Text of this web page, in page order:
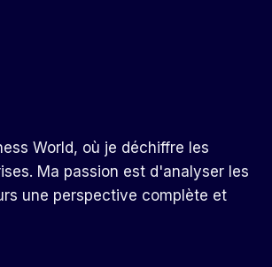
World, où je déchiffre les
Ma passion est d'analyser les
une perspective complète et